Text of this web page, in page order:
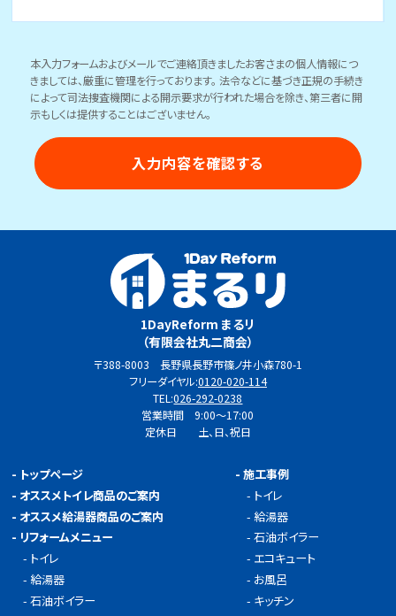
本入力フォームおよびメールでご連絡頂きましたお客さまの個人情報につ
きましては、厳重に管理を行っております。 法令などに基づき正規の手続き
によって司法捜査機関による開示要求が行われた場合を除き、第三者に開
示もしくは提供することはございません。
1DayReform まるリ
（有限会社丸二商会）
〒388-8003 長野県長野市篠ノ井小森780-1
フリーダイヤル:0120-020-114
TEL:026-292-0238
営業時間 9:00～17:00
定休日 土、日、祝日
- トップページ
- オススメトイレ商品のご案内
- オススメ給湯器商品のご案内
- リフォームメニュー
- トイレ
-給湯器
-石油ボイラー
-施工事例
- トイレ
-給湯器
-石油ボイラー
- エコキュート
- お風呂
- キッチン